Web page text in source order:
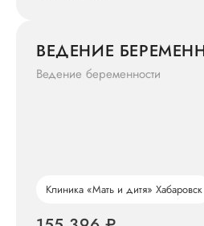
ВЕДЕНИЕ
Ведение беременности
Клиника «Мать и дитя» Хабаровск